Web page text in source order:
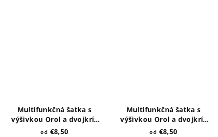
Multifunkčná šatka s
výšivkou Orol a dvojkríž
sivý melír
od €8,50
Multifunkčná šatka s
výšivkou Orol a dvojkríž
čierna
od €8,50